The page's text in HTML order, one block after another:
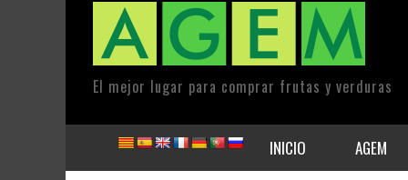
El mejor lugar para comprar frutas y verduras
INICIO AGEM